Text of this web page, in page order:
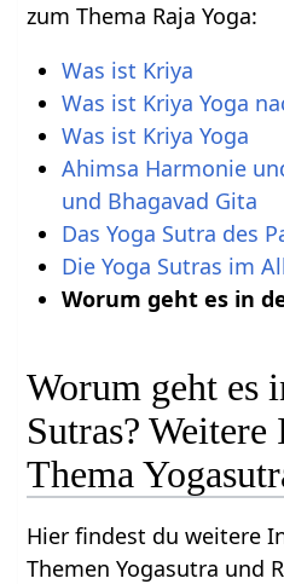
zum Thema Raja Yoga:
Was ist Kriya
Was ist Kriya Yoga
Was ist Kriya Yoga
Ahimsa Harmonie
und Bhagavad Gita
Das Yoga Sutra des
Die Yoga Sutras im
Worum geht es in
Worum geht es
Sutras?
Thema
Hier findest du weitere
Themen Yogasutra und